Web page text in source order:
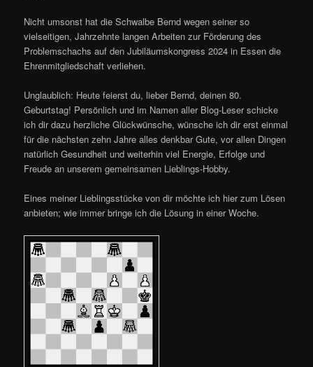
Nicht umsonst hat die Schwalbe Bernd wegen seiner so
vielseitigen, Jahrzehnte langen Arbeiten zur Förderung des
Problemschachs auf den Jubiläumskongress 2024 in Essen die
Ehrenmitgliedschaft verliehen.
Unglaublich: Heute feierst du, lieber Bernd, deinen 80.
Geburtstag! Persönlich und im Namen aller Blog-Leser schicke
ich dir dazu herzliche Glückwünsche, wünsche ich dir erst einmal
für die nächsten zehn Jahre alles denkbar Gute, vor allen Dingen
natürlich Gesundheit und weiterhin viel Energie, Erfolge und
Freude an unserem gemeinsamen Lieblings-Hobby.
Eines meiner Lieblingsstücke von dir möchte ich hier zum Lösen
anbieten; wie immer bringe ich die Lösung in einer Woche.